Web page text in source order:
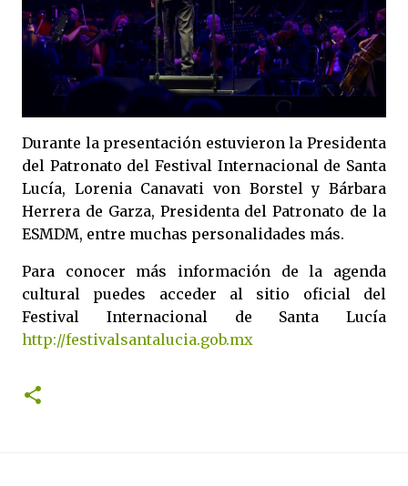
Durante la presentación estuvieron la Presidenta
del Patronato del Festival Internacional de Santa
Lucía, Lorenia Canavati von Borstel y Bárbara
Herrera de Garza, Presidenta del Patronato de la
ESMDM, entre muchas personalidades más.
Para conocer más información de la agenda
cultural puedes acceder al sitio oficial del
Festival Internacional de Santa Lucía
http://festivalsantalucia.gob.mx